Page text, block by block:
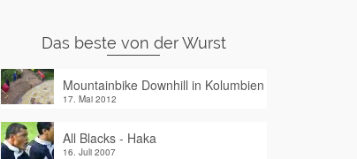
Das beste von der Wurst
Mountainbike Downhill in Kolumbien
17. Mai 2012
All Blacks - Haka
16. Juli 2007